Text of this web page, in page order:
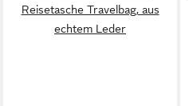
Reisetasche Travelbag, aus
echtem Leder